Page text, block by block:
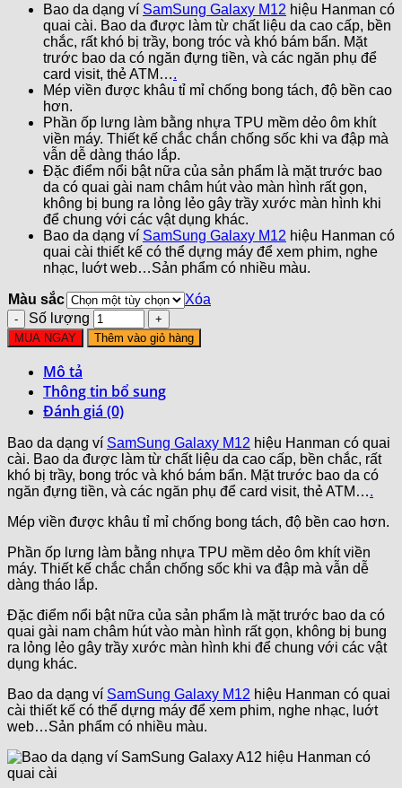
Bao da dạng ví SamSung Galaxy M12 hiệu Hanman có
quai cài. Bao da được làm từ chất liệu da cao cấp, bền
chắc, rất khó bị trầy, bong tróc và khó bám bẩn. Mặt
trước bao da có ngăn đựng tiền, và các ngăn phụ để
card visit, thẻ ATM….
Mép viền được khâu tỉ mỉ chống bong tách, độ bền cao
hơn.
Phần ốp lưng làm bằng nhựa TPU mềm dẻo ôm khít
viền máy. Thiết kế chắc chắn chống sốc khi va đập mà
vẫn dễ dàng tháo lắp.
Đặc điểm nổi bật nữa của sản phẩm là mặt trước bao
da có quai gài nam châm hút vào màn hình rất gọn,
không bị bung ra lỏng lẻo gây trầy xước màn hình khi
để chung với các vật dụng khác.
Bao da dạng ví SamSung Galaxy M12 hiệu Hanman có
quai cài thiết kế có thể dựng máy để xem phim, nghe
nhạc, luớt web…Sản phẩm có nhiều màu.
Màu sắc
Xóa
Số lượng
MUA NGAY Thêm vào giỏ hàng
Mô tả
Thông tin bổ sung
Đánh giá (0)
Bao da dạng ví SamSung Galaxy M12 hiệu Hanman có quai
cài. Bao da được làm từ chất liệu da cao cấp, bền chắc, rất
khó bị trầy, bong tróc và khó bám bẩn. Mặt trước bao da có
ngăn đựng tiền, và các ngăn phụ để card visit, thẻ ATM….
Mép viền được khâu tỉ mỉ chống bong tách, độ bền cao hơn.
Phần ốp lưng làm bằng nhựa TPU mềm dẻo ôm khít viền
máy. Thiết kế chắc chắn chống sốc khi va đập mà vẫn dễ
dàng tháo lắp.
Đặc điểm nổi bật nữa của sản phẩm là mặt trước bao da có
quai gài nam châm hút vào màn hình rất gọn, không bị bung
ra lỏng lẻo gây trầy xước màn hình khi để chung với các vật
dụng khác.
Bao da dạng ví SamSung Galaxy M12 hiệu Hanman có quai
cài thiết kế có thể dựng máy để xem phim, nghe nhạc, luớt
web…Sản phẩm có nhiều màu.